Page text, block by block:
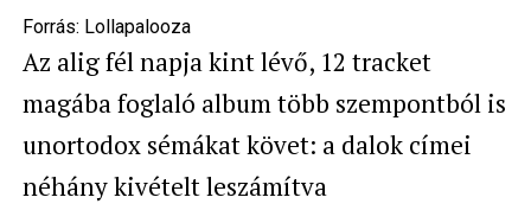
Forrás: Lollapalooza
Az alig fél napja kint lévő, 12 tracket
magába foglaló album több szempontból is
unortodox sémákat követ: a dalok címei
néhány kivételt leszámítva